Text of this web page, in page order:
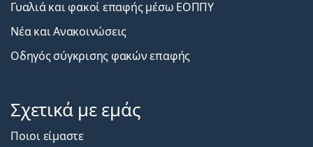
Γυαλιά και φακοί επαφής μέσω ΕΟΠΠΥ
Νέα και Ανακοινώσεις
Οδηγός σύγκρισης φακών επαφής
Σχετικά με εμάς
Ποιοι είμαστε